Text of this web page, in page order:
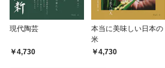
現代陶芸
4,730
本当に美味しい日本の
米
4,730